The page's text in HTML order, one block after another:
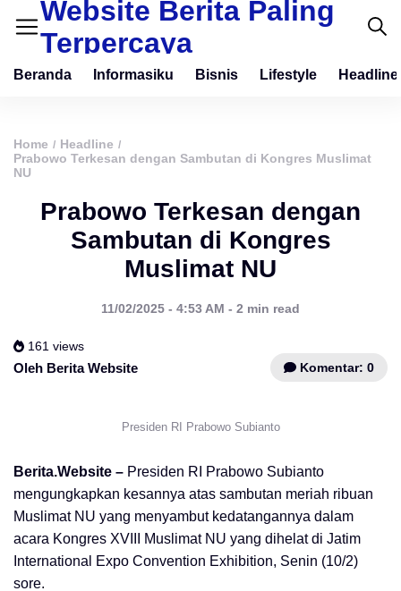
Website Berita Paling
Terpercaya
Beranda Informasiku Bisnis Lifestyle Headline
Home / Headline /
Prabowo Terkesan dengan Sambutan di Kongres Muslimat
NU
Prabowo Terkesan dengan
Sambutan di Kongres
Muslimat NU
11/02/2025 - 4:53 AM - 2 min read
161 views
Oleh Berita Website Komentar: 0
Presiden RI Prabowo Subianto
Berita.Website – Presiden RI Prabowo Subianto
mengungkapkan kesannya atas sambutan meriah ribuan
Muslimat NU yang menyambut kedatangannya dalam
acara Kongres XVIII Muslimat NU yang dihelat di Jatim
International Expo Convention Exhibition, Senin (10/2)
sore.